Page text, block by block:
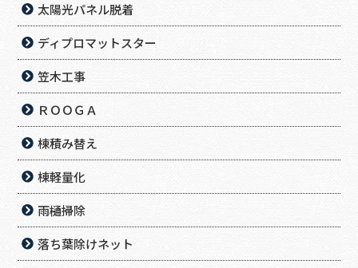
太陽光パネル脱着
ディプロマットスター
笠木工事
ＲＯＯＧＡ
棟積み替え
棟軽量化
雨樋掃除
落ち葉除けネット